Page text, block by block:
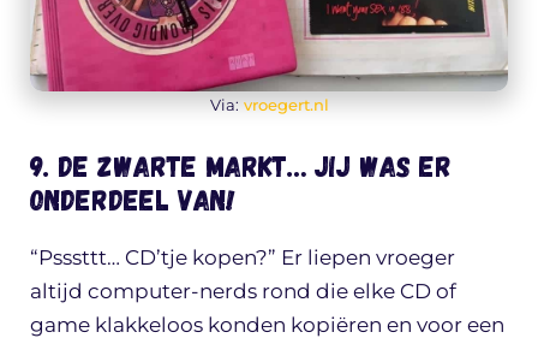
Via: vroegert.nl
9. De zwarte markt… jij was er
onderdeel van!
“Psssttt… CD’tje kopen?” Er liepen vroeger
altijd computer-nerds rond die elke CD of
game klakkeloos konden kopiëren en voor een